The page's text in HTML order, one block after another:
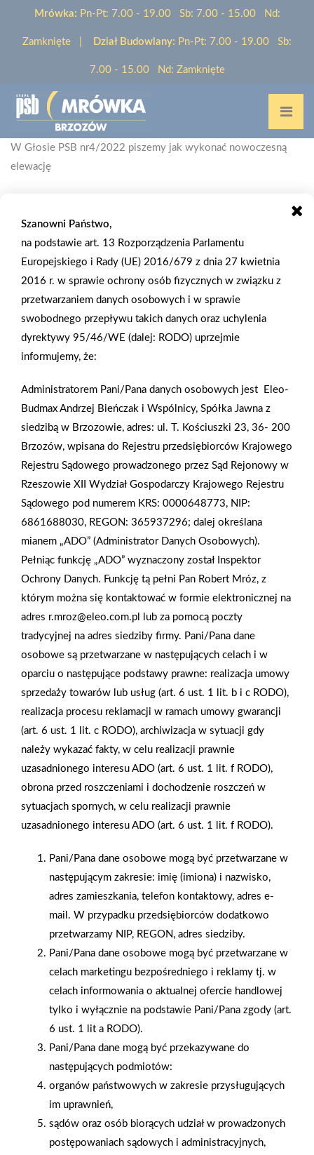
Mrówka: Pn-Pt: 7.00 - 19.00 Sb: 7.00 - 15.00 Nd:
Zamknięte | Dział Budowlany: Pn-Pt: 7.00 - 19.00 Sb:
7.00 - 15.00 Nd: Zamknięte
Aktualności /
W Głosie PSB nr4/2022 piszemy jak wykonać nowoczesną
elewację
2022-08-02
W GŁOSIE PSB NR4/2022 PISZEMY JAK
WYKONAĆ NOWOCZESNĄ ELEWACJĘ
W lipcowo-sierpniowym wydaniu „Głosu PSB” w „ Temacie
numeru” polecamy opracowanie pt. „Nowoczesna elewacja” , w
AKTUALNOŚCI
2026-01-15
Grupa PSB Handel S.A.
gra z WOŚP. Powstała
firmowa eSkarbonka na
rzecz gastroenterologii
dziecięcej
2026-01-12
Zacisze S.A. dołącza do
rok strategicznym
rebrandingu
Szanowni Państwo,
na podstawie art. 13 Rozporządzenia Parlamentu
Europejskiego i Rady (UE) 2016/679 z dnia 27 kwietnia
2016 r. w sprawie ochrony osób fizycznych w związku z
przetwarzaniem danych osobowych i w sprawie
swobodnego przepływu takich danych oraz uchylenia
dyrektywy 95/46/WE (dalej: RODO) uprzejmie
informujemy, że:
Administratorem Pani/Pana danych osobowych jest Eleo-
Budmax Andrzej Bieńczak i Wspólnicy, Spółka Jawna z
siedzibą w Brzozowie, adres: ul. T. Kościuszki 23, 36- 200
Brzozów, wpisana do Rejestru przedsiębiorców Krajowego
Rejestru Sądowego prowadzonego przez Sąd Rejonowy w
Rzeszowie XII Wydział Gospodarczy Krajowego Rejestru
Sądowego pod numerem KRS: 0000648773, NIP:
6861688030, REGON: 365937296; dalej określana
mianem „ADO” (Administrator Danych Osobowych).
Pełniąc funkcję „ADO” wyznaczony został Inspektor
Ochrony Danych. Funkcję tą pełni Pan Robert Mróz, z
którym można się kontaktować w formie elektronicznej na
adres r.mroz@eleo.com.pl lub za pomocą poczty
tradycyjnej na adres siedziby firmy. Pani/Pana dane
osobowe są przetwarzane w następujących celach i w
oparciu o następujące podstawy prawne: realizacja umowy
sprzedaży towarów lub usług (art. 6 ust. 1 lit. b i c RODO),
realizacja procesu reklamacji w ramach umowy gwarancji
(art. 6 ust. 1 lit. c RODO), archiwizacja w sytuacji gdy
należy wykazać fakty, w celu realizacji prawnie
uzasadnionego interesu ADO (art. 6 ust. 1 lit. f RODO),
obrona przed roszczeniami i dochodzenie roszczeń w
sytuacjach spornych, w celu realizacji prawnie
uzasadnionego interesu ADO (art. 6 ust. 1 lit. f RODO).
Pani/Pana dane osobowe mogą być przetwarzane w
następującym zakresie: imię (imiona) i nazwisko,
adres zamieszkania, telefon kontaktowy, adres e-
mail. W przypadku przedsiębiorców dodatkowo
przetwarzamy NIP, REGON, adres siedziby.
Pani/Pana dane osobowe mogą być przetwarzane w
celach marketingu bezpośredniego i reklamy tj. w
celach informowania o aktualnej ofercie handlowej
tylko i wyłącznie na podstawie Pani/Pana zgody (art.
6 ust. 1 lit a RODO).
Pani/Pana dane mogą być przekazywane do
następujących podmiotów:
organów państwowych w zakresie przysługujących
im uprawnień,
sądów oraz osób biorących udział w prowadzonych
postępowaniach sądowych i administracyjnych,